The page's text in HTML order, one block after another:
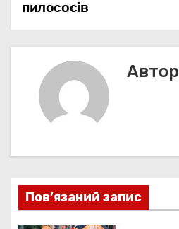
ц
і
я
пилососів
Автор
Пов’язаний запис